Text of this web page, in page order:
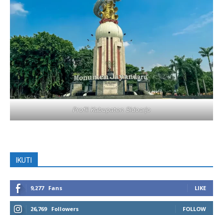
Profil Kabupaten Sidoarjo
IKUTI
9,277 Fans LIKE
26,769 Followers FOLLOW